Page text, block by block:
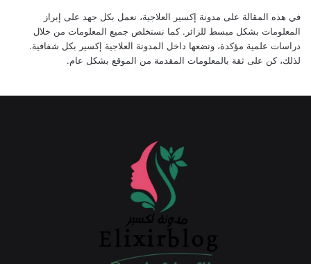
في هذه المقالة على مدونة إكسير العلاجية، نعمل بكل جهد على إبراز
المعلومات بشكل مبسط للزائر. كما نستخلص جميع المعلومات من خلال
دراسات علمية مؤكدة، ونضعها داخل المدونة العلاجية إكسير بكل شفافية.
لذلك، كن على ثقة بالمعلومات المقدمة من الموقع بشكل عام.